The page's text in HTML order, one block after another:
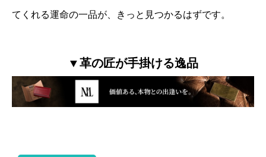
てくれる運命の一品が、きっと見つかるはずです。
▼革の匠が手掛ける逸品